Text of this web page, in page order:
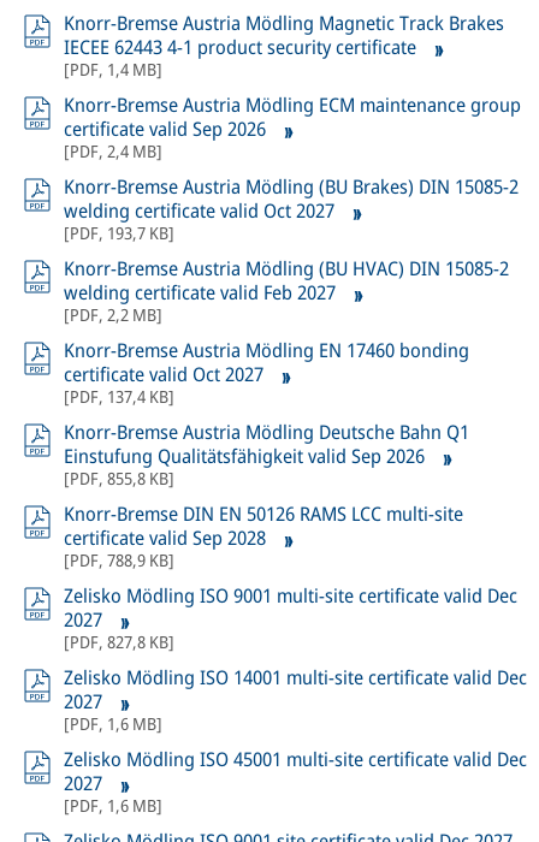
Knorr-Bremse Austria Mödling Magnetic Track Brakes
IECEE 62443 4-1 product security certificate
[PDF, 1,4 MB]
Knorr-Bremse Austria Mödling ECM maintenance group
certificate valid Sep 2026
[PDF, 2,4 MB]
Knorr-Bremse Austria Mödling (BU Brakes) DIN 15085-2
welding certificate valid Oct 2027
[PDF, 193,7 KB]
Knorr-Bremse Austria Mödling (BU HVAC) DIN 15085-2
welding certificate valid Feb 2027
[PDF, 2,2 MB]
Knorr-Bremse Austria Mödling EN 17460 bonding
certificate valid Oct 2027
[PDF, 137,4 KB]
Knorr-Bremse Austria Mödling Deutsche Bahn Q1
Einstufung Qualitätsfähigkeit valid Sep 2026
[PDF, 855,8 KB]
Knorr-Bremse DIN EN 50126 RAMS LCC multi-site
certificate valid Sep 2028
[PDF, 788,9 KB]
Zelisko Mödling ISO 9001 multi-site certificate valid Dec
2027
[PDF, 827,8 KB]
Zelisko Mödling ISO 14001 multi-site certificate valid Dec
2027
[PDF, 1,6 MB]
Zelisko Mödling ISO 45001 multi-site certificate valid Dec
2027
[PDF, 1,6 MB]